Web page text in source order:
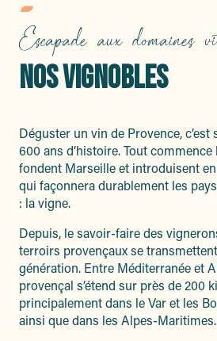
Escapade aux domaines
NOS VIGNOBLES
Déguster un vin de Provence,
600 ans d’histoire. Tout
fondent Marseille et introduisent
qui façonnera durablement les
: la vigne.
Depuis, le savoir-faire des
terroirs provençaux se
génération. Entre Méditerranée et
provençal s’étend sur près de 200
principalement dans le Var et les
ainsi que dans les Alpes-Maritimes.